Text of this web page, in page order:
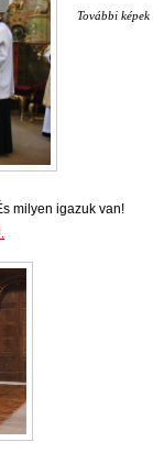
További
milyen igazuk van!